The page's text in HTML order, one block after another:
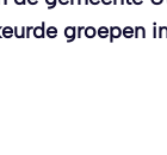
groepen